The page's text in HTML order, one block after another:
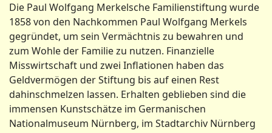
Die Paul Wolfgang Merkelsche Familienstiftung wurde
1858 von den Nachkommen Paul Wolfgang Merkels
gegründet, um sein Vermächtnis zu bewahren und
zum Wohle der Familie zu nutzen. Finanzielle
Misswirtschaft und zwei Inflationen haben das
Geldvermögen der Stiftung bis auf einen Rest
dahinschmelzen lassen. Erhalten geblieben sind die
immensen Kunstschätze im Germanischen
Nationalmuseum Nürnberg, im Stadtarchiv Nürnberg